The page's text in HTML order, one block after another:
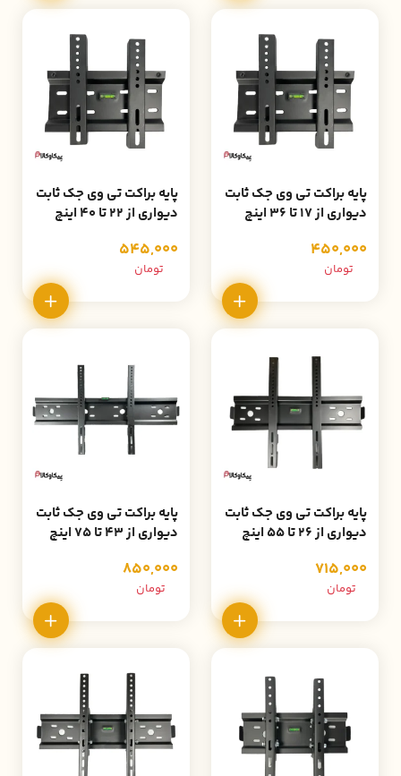
پایه براکت تی وی جک ثابت
دیواری از 17 تا 36 اینچ
450,000
تومان
پایه براکت تی وی جک ثابت
دیواری از 22 تا 40 اینچ
545,000
تومان
پایه براکت تی وی جک ثابت
دیواری از 26 تا 55 اینچ
715,000
تومان
پایه براکت تی وی جک ثابت
دیواری از 43 تا 75 اینچ
850,000
تومان